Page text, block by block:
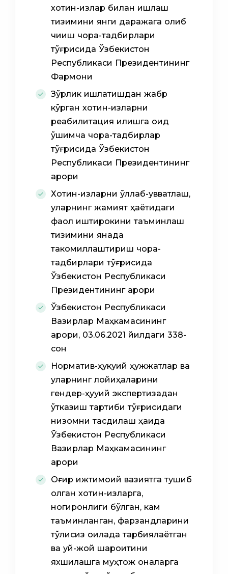
хотин-қизлар билан ишлаш
тизимини янги даражага олиб
чиқиш чора-тадбирлари
тўғрисида Ўзбекистон
Республикаси Президентининг
Фармони
Зўрлик ишлатишдан жабр
кўрган хотин-қизларни
реабилитация қилишга оид
қўшимча чора-тадбирлар
тўғрисида Ўзбекистон
Республикаси Президентининг
қарори
Хотин-қизларни қўллаб-қувватлаш,
уларнинг жамият ҳаётидаги
фаол иштирокини таъминлаш
тизимини янада
такомиллаштириш чора-
тадбирлари тўғрисида
Ўзбекистон Республикаси
Президентининг қарори
Ўзбекистон Республикаси
Вазирлар Маҳкамасининг
қарори, 03.06.2021 йилдаги 338-
сон
Норматив-ҳукуқий ҳужжатлар ва
уларнинг лойиҳаларини
гендер-ҳуқуқий экспертизадан
ўтказиш тартиби тўғрисидаги
низомни тасдиқлаш ҳақида
Ўзбекистон Республикаси
Вазирлар Маҳкамасининг
қарори
Оғир ижтимоий вазиятга тушиб
қолган хотин-қизларга,
ногиронлиги бўлган, кам
таъминланган, фарзандларини
тўлиқсиз оилада тарбиялаётган
ва уй-жой шароитини
яхшилашга муҳтож оналарга